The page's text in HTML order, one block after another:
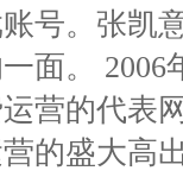
号。张凯
面。
营的代表
的盛大高